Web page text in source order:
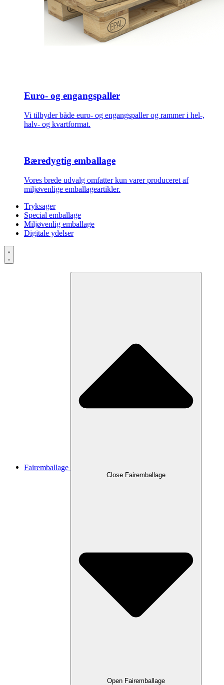
Euro- og engangspaller
Vi tilbyder både euro- og engangspaller og rammer i hel-,
halv- og kvartformat.
Bæredygtig emballage
Vores brede udvalg omfatter kun varer produceret af
miljøvenlige emballageartikler.
Tryksager
Special emballage
Miljøvenlig emballage
Digitale ydelser
Fairemballage
Close Fairemballage
Open Fairemballage